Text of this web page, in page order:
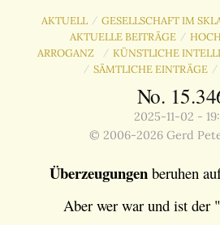
AKTUELL / GESELLSCHAFT IM
AKTUELLE BEITRÄGE
/
ARROGANZ
/ KÜNSTLICHE
/ SÄMTLICHE EINTRÄGE /
No.
2025-11-02 -
© 2006-2026 Gerd
Überzeugungen beruhen
Aber wer war und ist der